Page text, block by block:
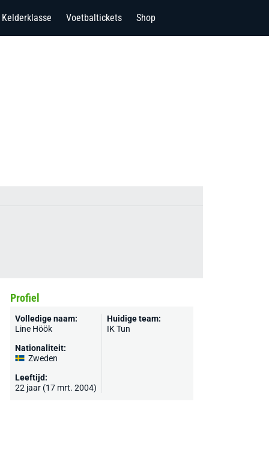
Kelderklasse Voetbaltickets Shop
Profiel
Volledige naam:
Line Höök
Nationaliteit:
Zweden
Leeftijd:
22 jaar (17 mrt. 2004)
Huidige team:
IK Tun